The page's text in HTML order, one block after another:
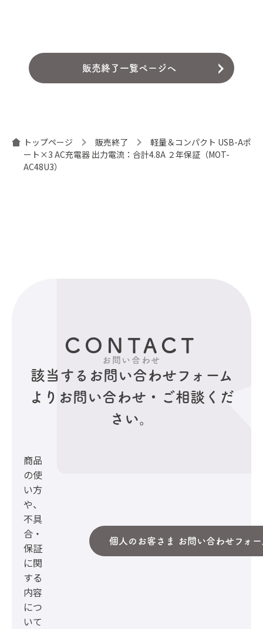
販売終了一覧ページへ
トップページ 販売終了
軽量＆コンパクト USB-Aポ
ート×3 AC充電器 出力電流：合計4.8A ２年保証（MOT-
AC48U3）
CONTACT
お問い合わせ
該当するお問い合わせフォーム
より お問い合わせ・ご相談くだ
さい。
商品
の使
い方
や、
不具
合・
保証
に関
する
内容
につ
いて
個人のお客さま お問い合わせフォー